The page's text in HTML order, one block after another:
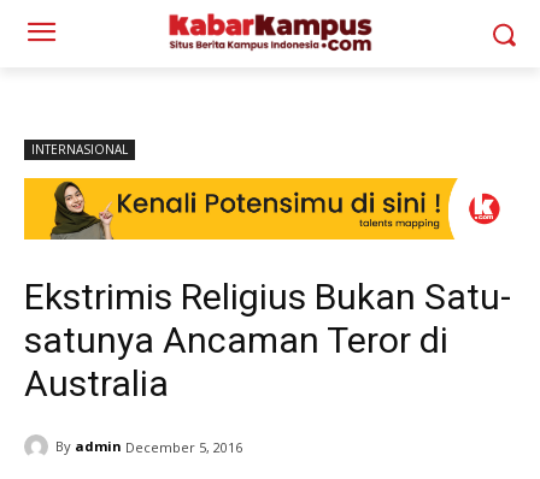
INTERNASIONAL
Ekstrimis Religius Bukan Satu-
satunya Ancaman Teror di
Australia
By admin December 5, 2016